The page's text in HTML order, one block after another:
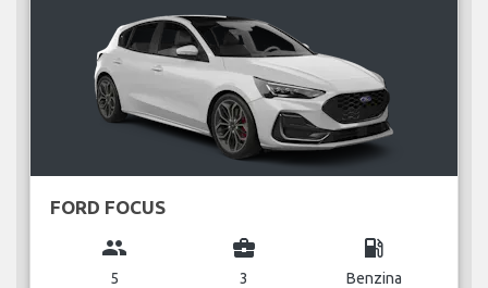
FORD FOCUS
group
5
business_center
3
local_gas_station
Benzina